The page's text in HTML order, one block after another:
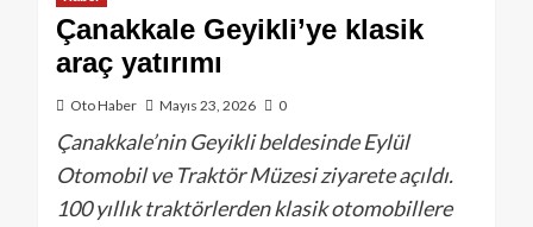
Çanakkale Geyikli’ye klasik
araç yatırımı
Oto Haber Mayıs 23, 2026 0
Çanakkale’nin Geyikli beldesinde Eylül
Otomobil ve Traktör Müzesi ziyarete açıldı.
100 yıllık traktörlerden klasik otomobillere